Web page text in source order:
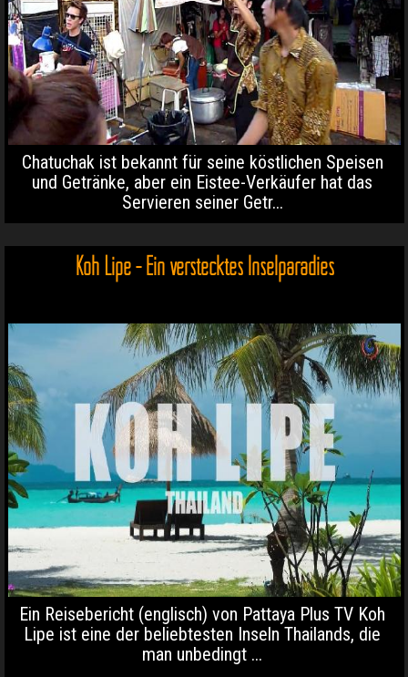
Chatuchak ist bekannt für seine köstlichen Speisen
und Getränke, aber ein Eistee-Verkäufer hat das
Servieren seiner Getr...
Koh Lipe - Ein verstecktes Inselparadies
Ein Reisebericht (englisch) von Pattaya Plus TV Koh
Lipe ist eine der beliebtesten Inseln Thailands, die
man unbedingt ...